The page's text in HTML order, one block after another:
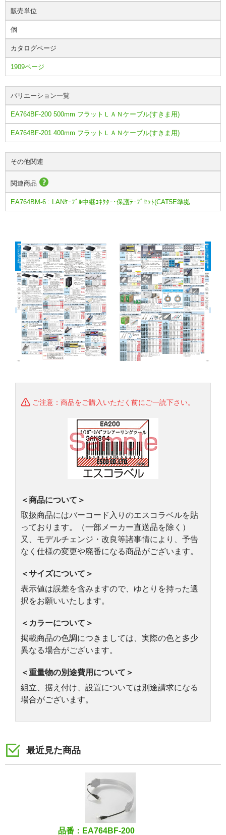
販売単位
個
カタログページ
1909ページ
バリエーション一覧
EA764BF-200 500mm フラットＬＡＮケーブル(すきま用)
EA764BF-201 400mm フラットＬＡＮケーブル(すきま用)
その他関連
関連商品
EA764BM-6 : LANｹｰﾌﾞﾙ中継ｺﾈｸﾀｰ･保護ﾃｰﾌﾟｾｯﾄ(CAT5E準拠
ご注意：商品をご購入いただく前にご一読下さい。
＜商品について＞
取扱商品にはバーコード入りのエスコラベルを貼
っております。（一部メーカー直送品を除く）
又、モデルチェンジ・改良等諸事情により、予告
なく仕様の変更や廃番になる商品がございます。
＜サイズについて＞
表示値は誤差を含みますので、ゆとりを持った選
択をお願いいたします。
＜カラーについて＞
掲載商品の色調につきましては、実際の色と多少
異なる場合がございます。
＜重量物の別途費用について＞
組立、据え付け、設置については別途請求になる
場合がございます。
最近見た商品
品番：EA764BF-200